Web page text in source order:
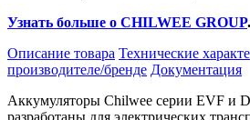
Узнать больше о CHILWEE GROUP
Описание товара Технические
производителе/бренде Документация
Аккумуляторы Chilwee серии EVF и
разработаны для электрических